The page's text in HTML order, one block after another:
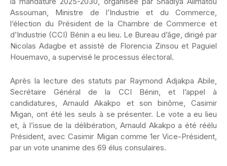
Assouman, Ministre de l’Industrie et du Commerce,
l’élection du Président de la Chambre de Commerce et
d’Industrie (CCI) Bénin a eu lieu. Le Bureau d’âge, dirigé par
Nicolas Adagbe et assisté de Florencia Zinsou et Paguiel
Houemavo, a supervisé le processus électoral.
Après la lecture des statuts par Raymond Adjakpa Abile,
Secrétaire Général de la CCI Bénin, et l’appel à
candidatures, Arnauld Akakpo et son binôme, Casimir
Migan, ont été les seuls à se présenter. Le vote a eu lieu
et, à l’issue de la délibération, Arnauld Akakpo a été réélu
Président, avec Casimir Migan comme 1er Vice-Président,
par un vote unanime des 69 élus consulaires.